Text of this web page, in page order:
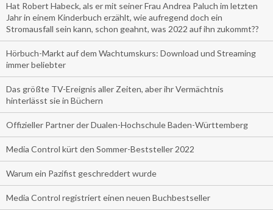
Hat Robert Habeck, als er mit seiner Frau Andrea Paluch im letzten
Jahr in einem Kinderbuch erzählt, wie aufregend doch ein
Stromausfall sein kann, schon geahnt, was 2022 auf ihn zukommt??
Hörbuch-Markt auf dem Wachtumskurs: Download und Streaming
immer beliebter
Das größte TV-Ereignis aller Zeiten, aber ihr Vermächtnis
hinterlässt sie in Büchern
Offizieller Partner der Dualen-Hochschule Baden-Württemberg
Media Control kürt den Sommer-Beststeller 2022
Warum ein Pazifist geschreddert wurde
Media Control registriert einen neuen Buchbestseller